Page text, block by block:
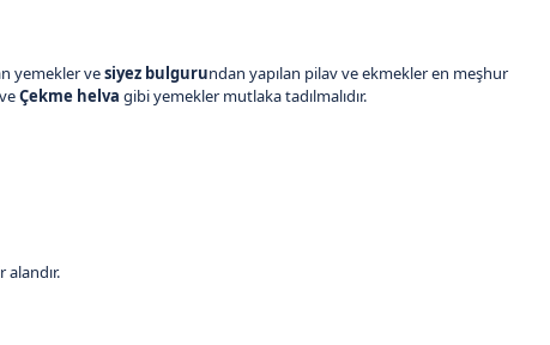
yemekler vesiyez bulgurundan yapılan pilav ve ekmekler en meşhur
veÇekme helva gibi yemekler mutlaka tadılmalıdır.